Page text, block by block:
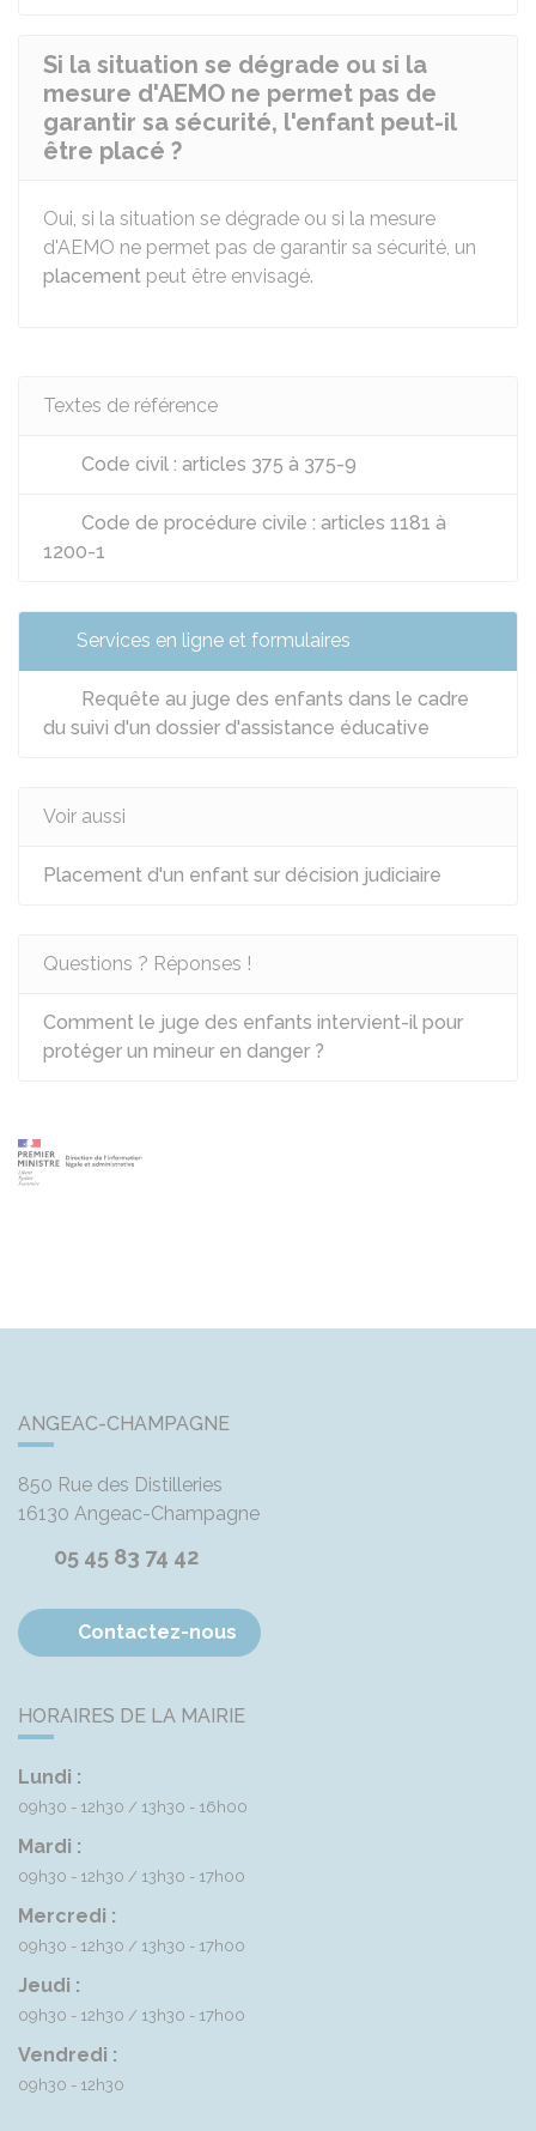
Si la situation se dégrade ou si la
mesure d'AEMO ne permet pas de
garantir sa sécurité, l'enfant peut-il
être placé ?
Oui, si la situation se dégrade ou si la mesure
d'AEMO ne permet pas de garantir sa sécurité, un
placement peut être envisagé.
Textes de référence
Code civil : articles 375 à 375-9
Code de procédure civile : articles 1181 à
1200-1
Services en ligne et formulaires
Requête au juge des enfants dans le cadre
du suivi d'un dossier d'assistance éducative
Voir aussi
Placement d'un enfant sur décision judiciaire
Questions ? Réponses !
Comment le juge des enfants intervient-il pour
protéger un mineur en danger ?
ANGEAC-CHAMPAGNE
850 Rue des Distilleries
16130 Angeac-Champagne
05 45 83 74 42
Contactez-nous
HORAIRES DE LA MAIRIE
Lundi :
09h30 - 12h30 13h30 - 16h00
Mardi :
09h30 - 12h30 13h30 - 17h00
Mercredi :
09h30 - 12h30 13h30 - 17h00
Jeudi :
09h30 - 12h30 13h30 - 17h00
Vendredi :
09h30 - 12h30